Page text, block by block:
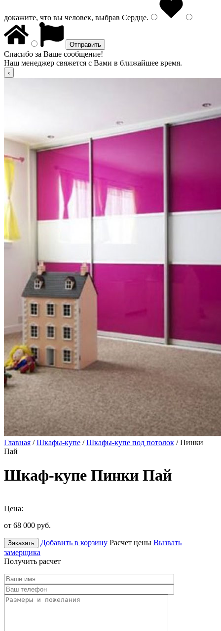
докажите, что вы человек, выбрав Сердце.
Спасибо за Ваше сообщение!
Наш менеджер свяжется с Вами в ближайшее время.
Главная /Шкафы-купе /Шкафы-купе под потолок / Пинки
Пай
Шкаф-купе Пинки Пай
Цена:
от 68 000 руб.
Заказать Добавить в корзину Расчет цены Вызвать
замерщика
Получить расчет